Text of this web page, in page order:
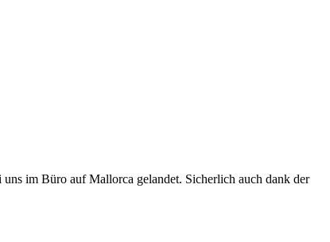
im Büro auf Mallorca gelandet. Sicherlich auch dank der